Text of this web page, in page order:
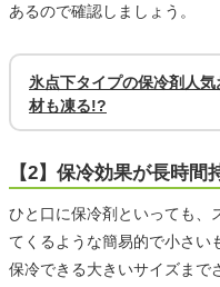
あるので確認しましょう。
氷点下タイプの保冷剤人
材も凍る!?
【2】保冷効果が長時
ひと口に保冷剤といっても、
てくるような簡易的で小さい
保冷できる大きいサイズまで